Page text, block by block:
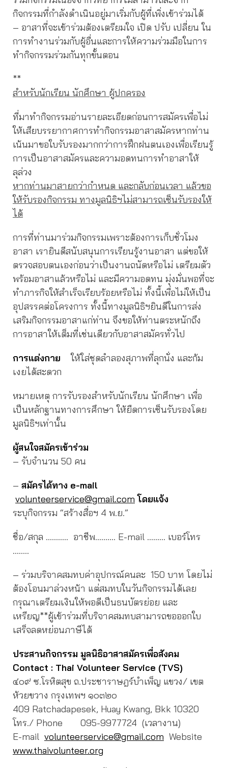
กิจกรรมที่กำลังดำเนินอยู่มาเริ่มกับผู้ที่เพิ่งเข้าร่วมได้
– อาสาที่จะเข้าร่วมต้องเตรียมใจ เปิด ปรับ เปลี่ยน ใน
การทำงานร่วมกับผู้อื่นและการให้ความร่วมมือในการ
ทำกิจกรรมร่วมกันทุกขั้นตอน
**
สำหรับนักเรียน นักศึกษา ผู้ปกครอง
ที่มาทำกิจกรรมอ่านรายละเอียดก่อนการสมัครเพื่อไม่
ให้เสียบรรยากาศการทำกิจกรรมอาสาสมัครหากท่าน
เน้นมาขอใบรับรองมากกว่าการฝึกฝนตนเองเพื่อเรียนรู้
การเป็นอาสาสมัครและความอดทนการทำอาสาให้
ลุล่วง
หากท่านมาสายกว่ากำหนด และกลับก่อนเวลา แล้วขอ
ให้รับรองกิจกรรม ทางมูลนิธิฯไม่สามารถเซ็นรับรองให้
ได้
การที่ท่านมาร่วมกิจกรรมเพราะต้องการเก็บชั่วโมง
อาสา เรายินดีสนับสนุนการเรียนรู้งานอาสา แต่ขอให้
ตรวจสอบตนเองก่อนว่าเป็นงานถนัดหรือไม่ เตรียมตัว
พร้อมอาสาแล้วหรือไม่ และมีความอดทน มุ่งมั่นพอที่จะ
ทำภารกิจให้สำเร็จเรียบร้อยหรือไม่ ทั้งนี้เพื่อไม่ให้เป็น
อุปสรรคต่อโครงการ ทั้งนี้ทางมูลนิธิฯยินดีในการส่ง
เสริมกิจกรรมอาสาแก่ท่าน จึงขอให้ท่านตระหนักถึง
การอาสาให้เต็มที่เช่นเดียวกับอาสาสมัครทั่วไป
การแต่งกายให้ใส่ชุดลำลองสุภาพที่ลุกนั่ง และก้ม
เงยได้สะดวก
หมายเหตุ การรับรองสำหรับนักเรียน นักศึกษา เพื่อ
เป็นหลักฐานทางการศึกษา ให้ยืดการเซ็นรับรองโดย
มูลนิธิฯเท่านั้น
ผู้สนใจสมัครเข้าร่วม
– รับจำนวน 50 คน
– สมัครได้ทาง e-mail
volunteerservice@gmail.com โดยแจ้ง
ระบุกิจกรรม “สร้างสื่อฯ 4 พ.ย.”
ชื่อ/สกุล ……….. อาชีพ………. E-mail ……… เบอร์โทร
……..
– ร่วมบริจาคสมทบค่าอุปกรณ์คนละ 150 บาท โดยไม่
ต้องโอนมาล่วงหน้า แต่สมทบในวันกิจกรรมได้เลย
กรุณาเตรียมเงินให้พอดีเป็นธนบัตรย่อย และ
เหรียญ**ผู้เข้าร่วมที่บริจาคสมทบสามารถขอออกใบ
เสร็จลดหย่อนภาษีได้
ประสานกิจกรรม มูลนิธิอาสาสมัครเพื่อสังคม
Contact : Thai Volunteer Service (TVS)
๔๐๙ ซ.โรหิตสุข ถ.ประชาราษฎร์บำเพ็ญ แขวง/ เขต
ห้วยขวาง กรุงเทพฯ ๑๐๓๒๐
409 Ratchadapesek, Huay Kwang, Bkk 10320
โทร./ Phone 095-9977724 (เวลางาน)
E-mail volunteerservice@gmail.com Website
www.thaivolunteer.org